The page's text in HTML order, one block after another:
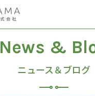
News &
ニュース＆ブログ